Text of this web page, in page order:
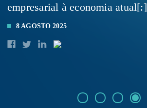
empresarial à economia atual[:]
8 AGOSTO 2025